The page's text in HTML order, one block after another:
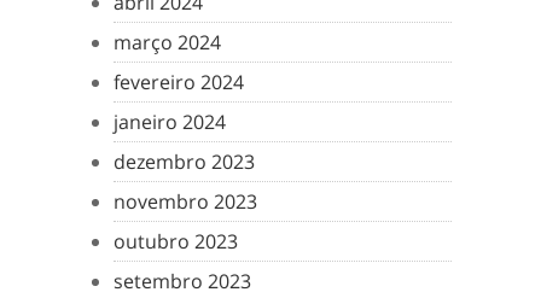
março 2024
fevereiro 2024
janeiro 2024
dezembro 2023
novembro 2023
outubro 2023
setembro 2023